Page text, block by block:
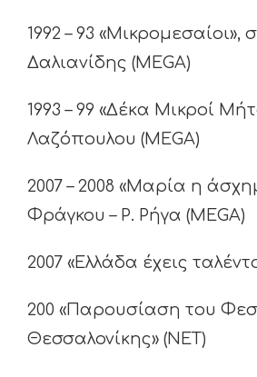
1992 – 93 «Μικρομεσαίοι»,
Δαλιανίδης (MEGA)
1993 – 99 «Δέκα Μικροί
Λαζόπουλου (MEGA)
2007 – 2008 «Μαρία η
Φράγκου – Ρ. Ρήγα (MEGA)
2007 «Ελλάδα έχεις
200 «Παρουσίαση του
Θεσσαλονίκης» (ΝΕΤ)